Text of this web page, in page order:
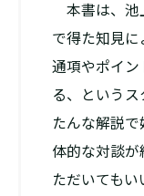
本書は、池
で得た知見
通項やポイン
る、という
たんな解説
体的な対談
ただいても